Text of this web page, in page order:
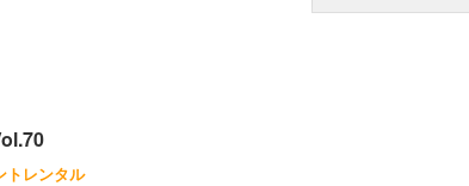
トレンタル